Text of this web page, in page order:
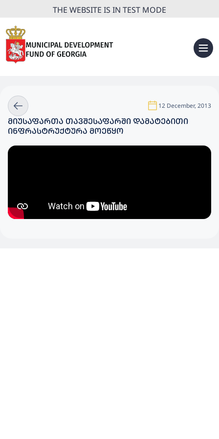
THE WEBSITE IS IN TEST MODE
12 December, 2013
ᲛᲘᲣᲡᲐᲤᲐᲠᲗᲐ ᲗᲐᲕᲨᲔᲡᲐᲤᲐᲠᲨᲘ ᲓᲐᲛᲐᲢᲔᲑᲘᲗᲘ
ᲘᲜᲤᲠᲐᲡᲢᲠᲣᲥᲢᲣᲠᲐ ᲛᲝᲔᲬᲧᲝ